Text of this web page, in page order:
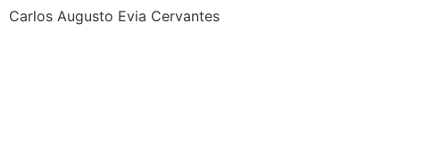
Carlos Augusto Evia Cervantes